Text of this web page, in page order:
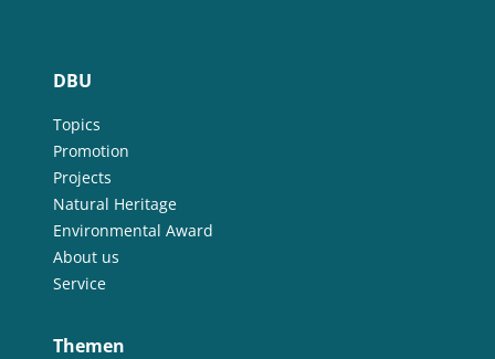
DBU
Topics
Promotion
Projects
Natural Heritage
Environmental Award
About us
Service
Themen